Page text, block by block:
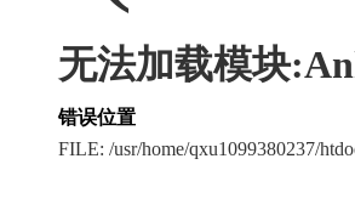
无法加载模块
错误位置
FILE: /usr/home/qxu1099380237/